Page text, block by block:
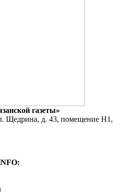
газеты»
Щедрина, д. 43, помещение Н1,